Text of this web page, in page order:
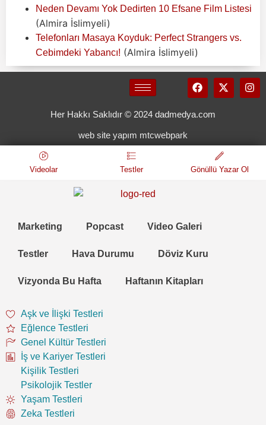
Neden Devamı Yok Dedirten 10 Efsane Film Listesi
(Almira İslimyeli)
Telefonları Masaya Koyduk: Perfect Strangers vs.
Cebimdeki Yabancı! (Almira İslimyeli)
Her Hakkı Saklıdır © 2024 dadmedya.com
web site yapım mtcwebpark
Videolar Testler Gönüllü Yazar Ol
Marketing Popcast Video Galeri
Testler Hava Durumu Döviz Kuru
Vizyonda Bu Hafta Haftanın Kitapları
Aşk ve İlişki Testleri
Eğlence Testleri
Genel Kültür Testleri
İş ve Kariyer Testleri
Kişilik Testleri
Psikolojik Testler
Yaşam Testleri
Zeka Testleri